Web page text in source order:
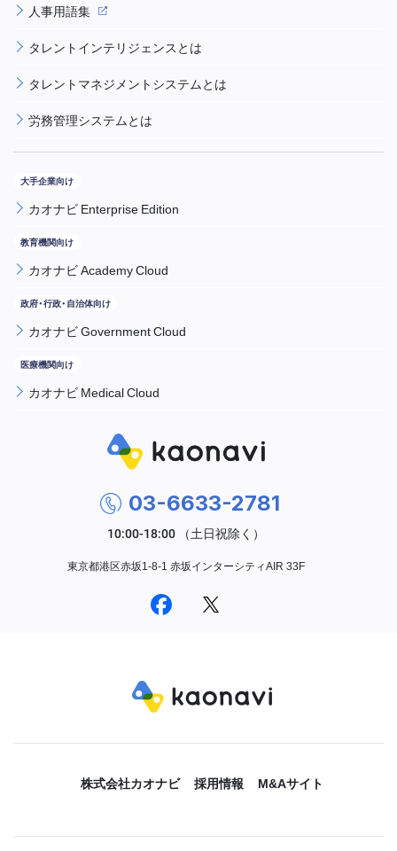
人事用語集
タレントインテリジェンスとは
タレントマネジメントシステムとは
労務管理システムとは
カオナビ Enterprise Edition
カオナビ Academy Cloud
カオナビ Government Cloud
カオナビ Medical Cloud
03-6633-2781
東京都港区赤坂1-8-1 赤坂インターシティAIR 33F
株式会社カオナビ 採用情報 M&Aサイト